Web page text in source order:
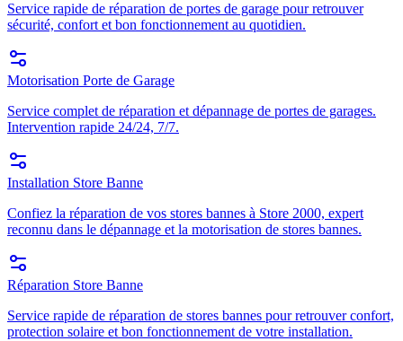
Service rapide de réparation de portes de garage pour retrouver
sécurité, confort et bon fonctionnement au quotidien.
Motorisation Porte de Garage
Service complet de réparation et dépannage de portes de garages.
Intervention rapide 24/24, 7/7.
Installation Store Banne
Confiez la réparation de vos stores bannes à Store 2000, expert
reconnu dans le dépannage et la motorisation de stores bannes.
Réparation Store Banne
Service rapide de réparation de stores bannes pour retrouver confort,
protection solaire et bon fonctionnement de votre installation.